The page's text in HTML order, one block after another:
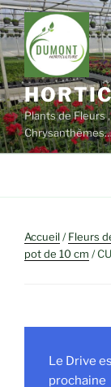
Aller
au
contenu
principal
Plants de Fleurs
Accueil/Fleurs
pot de 10 cm /
Le Drive
prochaine